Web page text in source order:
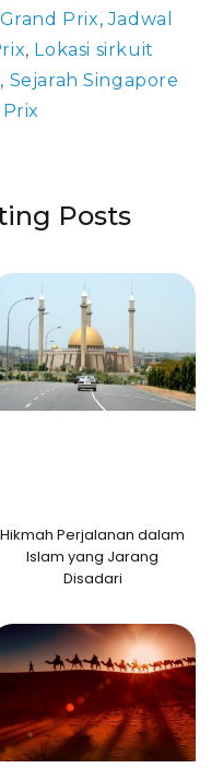
Prix,Jadwal
, Lokasi sirkuit
, Sejarah Singapore
Posts
Hikmah Perjalanan dalam
Islam yang Jarang
Disadari